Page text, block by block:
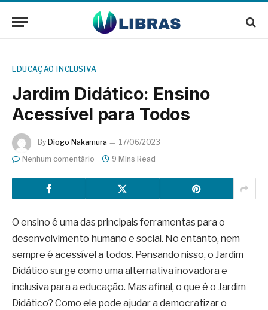
EDUCAÇÃO INCLUSIVA
Jardim Didático: Ensino
Acessível para Todos
By Diogo Nakamura
17/06/2023
Nenhum comentário
9 Mins Read
O ensino é uma das principais ferramentas para o
desenvolvimento humano e social. No entanto, nem
sempre é acessível a todos. Pensando nisso, o Jardim
Didático surge como uma alternativa inovadora e
inclusiva para a educação. Mas afinal, o que é o Jardim
Didático? Como ele pode ajudar a democratizar o